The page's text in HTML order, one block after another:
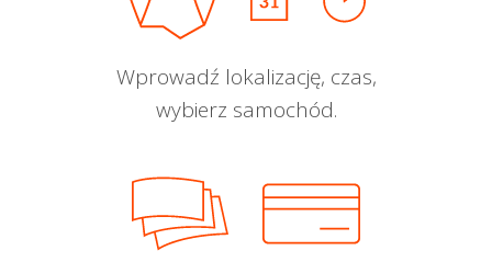
Wprowadź lokalizację, czas,
wybierz samochód.